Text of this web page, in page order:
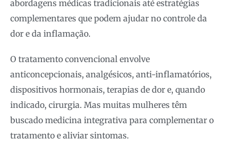
abordagens médicas tradicionais até estratégias
complementares que podem ajudar no controle da
dor e da inflamação.
O tratamento convencional envolve
anticoncepcionais, analgésicos, anti-inflamatórios,
dispositivos hormonais, terapias de dor e, quando
indicado, cirurgia. Mas muitas mulheres têm
buscado medicina integrativa para complementar o
tratamento e aliviar sintomas.